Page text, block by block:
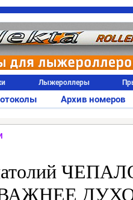
Лыжероллеры
Архив номеров